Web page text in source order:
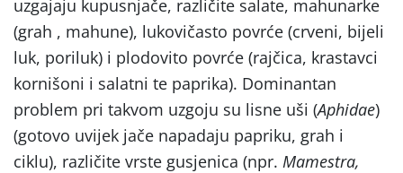
uzgajaju kupusnjače, različite salate, mahunarke
(grah , mahune), lukovičasto povrće (crveni, bijeli
luk, poriluk) i plodovito povrće (rajčica, krastavci
kornišoni i salatni te paprika). Dominantan
problem pri takvom uzgoju su lisne uši (Aphidae)
(gotovo uvijek jače napadaju papriku, grah i
ciklu), različite vrste gusjenica (npr. Mamestra,